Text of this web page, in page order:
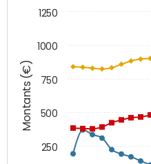
Montants (€)
250
500
750
1000
1250